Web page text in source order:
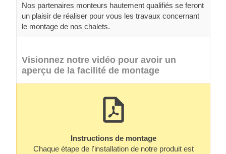
Nos partenaires monteurs hautement qualifiés se feront
un plaisir de réaliser pour vous les travaux concernant
le montage de nos chalets.
Visionnez notre vidéo pour avoir un
aperçu de la facilité de montage
Instructions de montage
Chaque étape de l'installation de notre produit est